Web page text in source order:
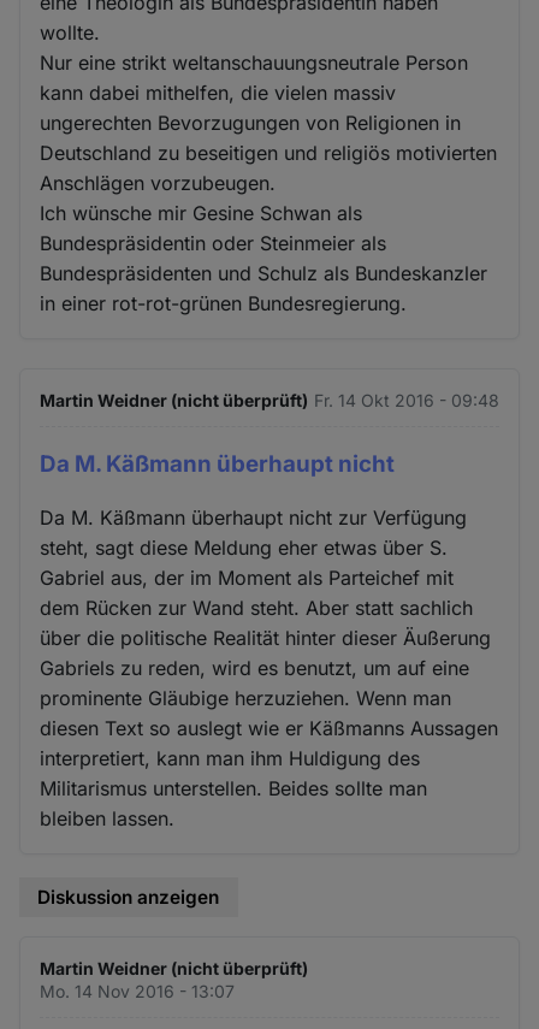
wollte.
Nur eine strikt weltanschauungsneutrale Person
kann dabei mithelfen, die vielen massiv
ungerechten Bevorzugungen von Religionen in
Deutschland zu beseitigen und religiös motivierten
Anschlägen vorzubeugen.
Ich wünsche mir Gesine Schwan als
Bundespräsidentin oder Steinmeier als
Bundespräsidenten und Schulz als Bundeskanzler
in einer rot-rot-grünen Bundesregierung.
Martin Weidner (nicht überprüft) Fr. 14 Okt 2016 - 09:48
Da M. Käßmann überhaupt nicht
Da M. Käßmann überhaupt nicht zur Verfügung
steht, sagt diese Meldung eher etwas über S.
Gabriel aus, der im Moment als Parteichef mit
dem Rücken zur Wand steht. Aber statt sachlich
über die politische Realität hinter dieser Äußerung
Gabriels zu reden, wird es benutzt, um auf eine
prominente Gläubige herzuziehen. Wenn man
diesen Text so auslegt wie er Käßmanns Aussagen
interpretiert, kann man ihm Huldigung des
Militarismus unterstellen. Beides sollte man
bleiben lassen.
Diskussion anzeigen
Martin Weidner (nicht überprüft)
Mo. 14 Nov 2016 - 13:07